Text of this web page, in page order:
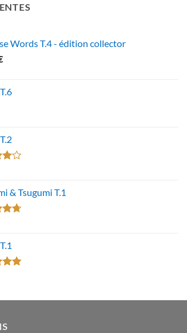
Words T.4 - édition collector
& Tsugumi T.1